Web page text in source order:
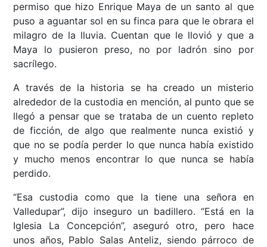
permiso que hizo Enrique Maya de un santo al que
puso a aguantar sol en su finca para que le obrara el
milagro de la lluvia. Cuentan que le llovió y que a
Maya lo pusieron preso, no por ladrón sino por
sacrílego.
A través de la historia se ha creado un misterio
alrededor de la custodia en mención, al punto que se
llegó a pensar que se trataba de un cuento repleto
de ficción, de algo que realmente nunca existió y
que no se podía perder lo que nunca había existido
y mucho menos encontrar lo que nunca se había
perdido.
“Esa custodia como que la tiene una señora en
Valledupar”, dijo inseguro un badillero. “Está en la
Iglesia La Concepción”, aseguró otro, pero hace
unos años, Pablo Salas Anteliz, siendo párroco de